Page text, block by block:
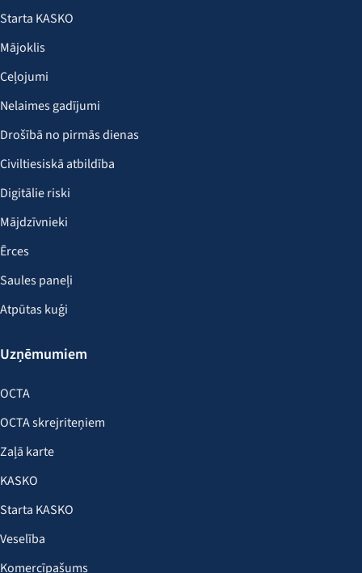
Starta KASKO
Mājoklis
Ceļojumi
Nelaimes gadījumi
Drošībā no pirmās dienas
Civiltiesiskā atbildība
Digitālie riski
Mājdzīvnieki
Ērces
Saules paneļi
Atpūtas kuģi
Uzņēmumiem
OCTA
OCTA skrejriteņiem
Zaļā karte
KASKO
Starta KASKO
Veselība
Komercīpašums